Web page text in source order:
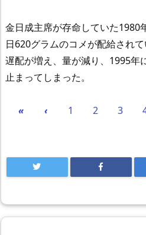
金日成主席が存命していた1980
日620グラムのコメが配給されて
遅配が増え、量が減り、1995年
止まってしまった。
« ‹ 1 2 3